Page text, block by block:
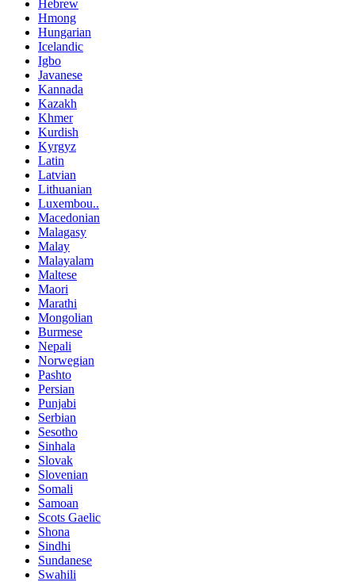
Hebrew
Hmong
Hungarian
Icelandic
Igbo
Javanese
Kannada
Kazakh
Khmer
Kurdish
Kyrgyz
Latin
Latvian
Lithuanian
Luxembou..
Macedonian
Malagasy
Malay
Malayalam
Maltese
Maori
Marathi
Mongolian
Burmese
Nepali
Norwegian
Pashto
Persian
Punjabi
Serbian
Sesotho
Sinhala
Slovak
Slovenian
Somali
Samoan
Scots Gaelic
Shona
Sindhi
Sundanese
Swahili